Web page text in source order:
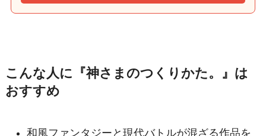
こんな人に『神さまのつくりかた。』は
おすすめ
和風ファンタジーと現代バトルが混ざる作品を